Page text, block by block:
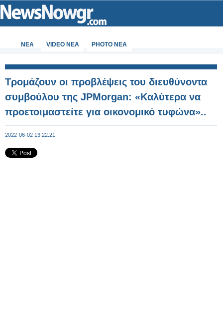
ΝΕΑ VIDEO NEA PHOTO NEA
Τρομάζουν οι προβλέψεις του διευθύνοντα
συμβούλου της JPMorgan: «Καλύτερα να
προετοιμαστείτε για οικονομικό τυφώνα»..
2022-06-02 13:22:21